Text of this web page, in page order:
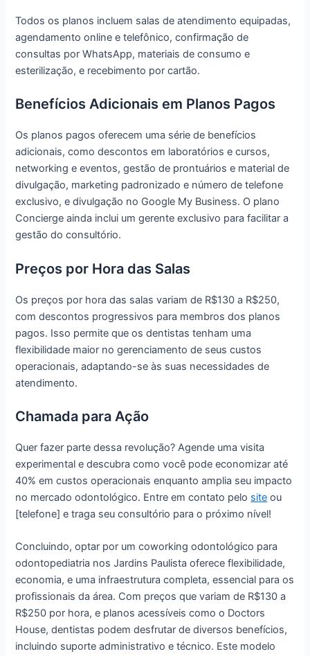
Todos os planos incluem salas de atendimento equipadas,
agendamento online e telefônico, confirmação de
consultas por WhatsApp, materiais de consumo e
esterilização, e recebimento por cartão.
Benefícios Adicionais em Planos Pagos
Os planos pagos oferecem uma série de benefícios
adicionais, como descontos em laboratórios e cursos,
networking e eventos, gestão de prontuários e material de
divulgação, marketing padronizado e número de telefone
exclusivo, e divulgação no Google My Business. O plano
Concierge ainda inclui um gerente exclusivo para facilitar a
gestão do consultório.
Preços por Hora das Salas
Os preços por hora das salas variam de R$130 a R$250,
com descontos progressivos para membros dos planos
pagos. Isso permite que os dentistas tenham uma
flexibilidade maior no gerenciamento de seus custos
operacionais, adaptando-se às suas necessidades de
atendimento.
Chamada para Ação
Quer fazer parte dessa revolução? Agende uma visita
experimental e descubra como você pode economizar até
40% em custos operacionais enquanto amplia seu impacto
no mercado odontológico. Entre em contato pelo site ou
[telefone] e traga seu consultório para o próximo nível!
Concluindo, optar por um coworking odontológico para
odontopediatria nos Jardins Paulista oferece flexibilidade,
economia, e uma infraestrutura completa, essencial para os
profissionais da área. Com preços que variam de R$130 a
R$250 por hora, e planos acessíveis como o Doctors
House, dentistas podem desfrutar de diversos benefícios,
incluindo suporte administrativo e técnico. Este modelo